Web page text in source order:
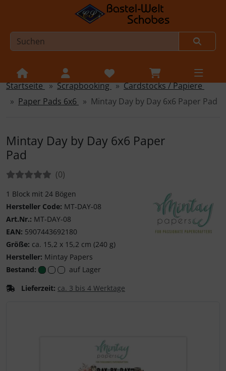
Sprungnavigation
Springe zur Navigation
Springe zum Inhalt
Springe zum Button für Einstellungen
Springe zu den allgemeinen Informationen
Startseite Scrapbooking
Cardstocks / Papiere
Paper Pads 6x6
Mintay Day by Day 6x6 Paper Pad
Mintay Day by Day 6x6 Paper
Pad
Bewertungen:(0Bewertungen
)
1 Block mit 24 Bögen
Hersteller Code: MT-DAY-08
Art.Nr.: MT-DAY-08
EAN: 5907443692180
Größe: ca. 15,2 x 15,2 cm (240 g)
Hersteller: Mintay Papers
Bestand:
auf Lager
Lieferzeit: ca. 3 bis 4 Werktage